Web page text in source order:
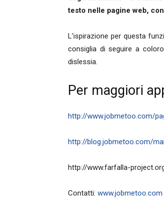
testo nelle pagine web,
L’ispirazione per questa
consiglia di seguire a
dislessia.
Per maggiori
http://www.jobmetoo.com/
http://blog.jobmetoo.com/
http://www.farfalla-
Contatti: www.jobmetoo.com